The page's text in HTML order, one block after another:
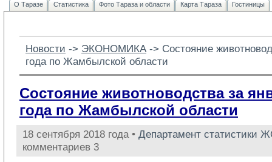
О Таразе Статистика Фото Тараза и области Карта Тараза Гостиницы
Новости -> ЭКОНОМИКА -> Состояние
года по Жамбылской области
Состояние животноводства за
года по Жамбылской области
18 сентября 2018 года • Департамент статистики
комментариев 3